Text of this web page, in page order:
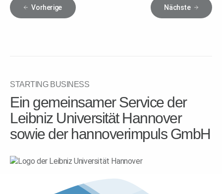
Vorherige Nächste
STARTING BUSINESS
Ein gemeinsamer Service der
Leibniz Universität Hannover
sowie der hannoverimpuls GmbH